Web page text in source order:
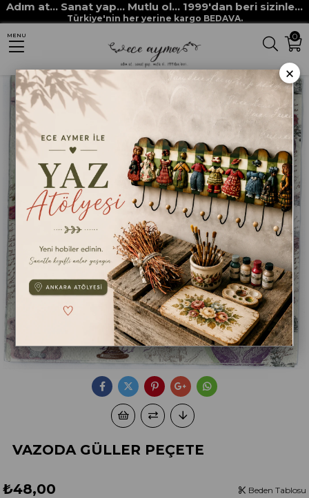
Adım at... Sanat yap... Mutlu ol... 1999'dan beri sizinle...
Türkiye'nin her yerine kargo BEDAVA.
0
MENU
Anasayfa DEKUPAJ KAĞITLARI DEKORATİF SERVİS PEÇETELERİ
VAZODA GÜLLER PEÇETE
VAZODA GÜLLER PEÇETE
₺48,00 Beden Tablosu
×